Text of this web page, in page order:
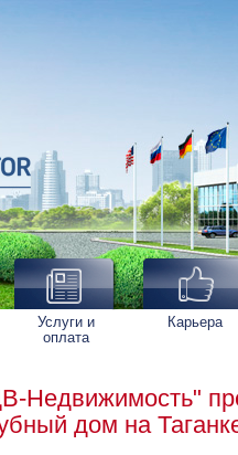
Услуги и
оплата
Карьера
Недвижимость"
дом на